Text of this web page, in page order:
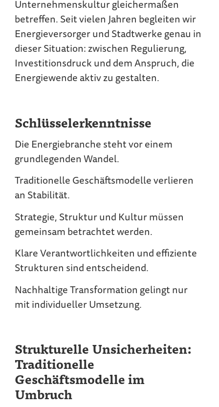
Unternehmenskultur gleichermaßen
betreffen. Seit vielen Jahren begleiten wir
Energieversorger und Stadtwerke genau in
dieser Situation: zwischen Regulierung,
Investitionsdruck und dem Anspruch, die
Energiewende aktiv zu gestalten.
Schlüsselerkenntnisse
Die Energiebranche steht vor einem
grundlegenden Wandel.
Traditionelle Geschäftsmodelle verlieren
an Stabilität.
Strategie, Struktur und Kultur müssen
gemeinsam betrachtet werden.
Klare Verantwortlichkeiten und effiziente
Strukturen sind entscheidend.
Nachhaltige Transformation gelingt nur
mit individueller Umsetzung.
Strukturelle Unsicherheiten:
Traditionelle
Geschäftsmodelle im
Umbruch